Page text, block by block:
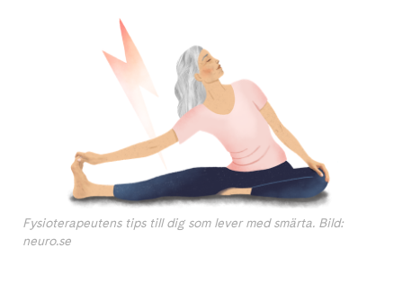
Fysioterapeutens tips till dig som lever med smärta. Bild:
neuro.se